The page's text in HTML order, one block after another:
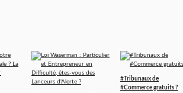
#Tribunaux de
#Commerce gratuits ?